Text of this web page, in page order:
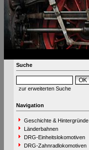
Suche
zur erweiterten Suche
Navigation
Geschichte & Hintergründe
Länderbahnen
DRG-Einheitslokomotiven
DRG-Zahnradlokomotiven